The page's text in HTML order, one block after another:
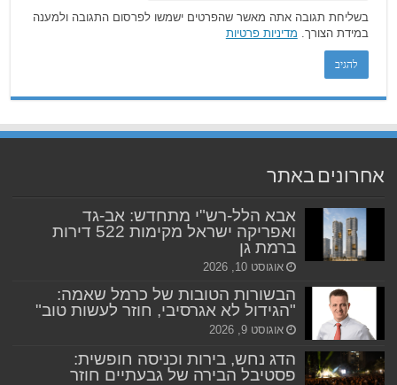
בשליחת תגובה אתה מאשר שהפרטים ישמשו לפרסום התגובה ולמענה
במידת הצורך. מדיניות פרטיות
אחרונים באתר
אבא הלל-רש"י מתחדש: אב-גד
ואפריקה ישראל מקימות 522 דירות
ברמת גן
אוגוסט 10, 2026
הבשורות הטובות של כרמל שאמה:
"הגידול לא אגרסיבי, חוזר לעשות טוב"
אוגוסט 9, 2026
הדג נחש, בירות וכניסה חופשית:
פסטיבל הבירה של גבעתיים חוזר